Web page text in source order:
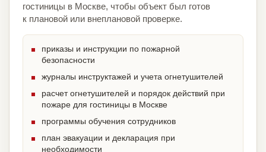
гостиницы в Москве, чтобы объект был готов
к плановой или внеплановой проверке.
приказы и инструкции по пожарной
безопасности
журналы инструктажей и учета огнетушителей
расчет огнетушителей и порядок действий при
пожаре для гостиницы в Москве
программы обучения сотрудников
план эвакуации и декларация при
необходимости